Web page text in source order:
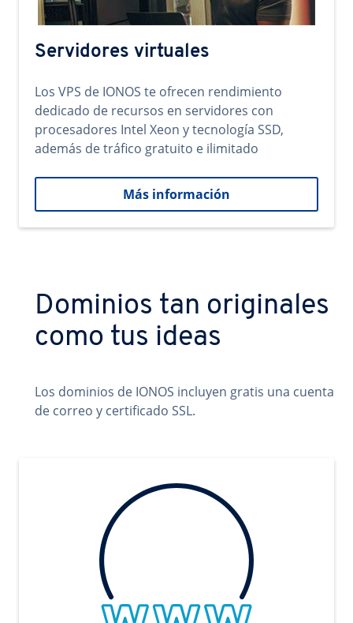
Servidores virtuales
Los VPS de IONOS te ofrecen rendimiento
dedicado de recursos en servidores con
procesadores Intel Xeon y tecnología SSD,
además de tráfico gratuito e ilimitado
Más información
Dominios tan originales
como tus ideas
Los dominios de IONOS incluyen gratis una cuenta
de correo y certificado SSL.